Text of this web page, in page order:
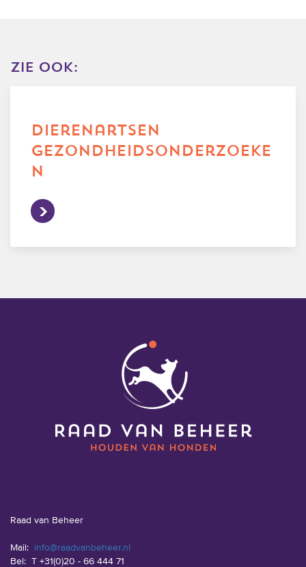
zie ook:
dierenartsen
gezondheidsonderzoeke
n
Raad van Beheer
Mail: info@raadvanbeheer.nl
Bel: T +31(0)20 - 66 444 71